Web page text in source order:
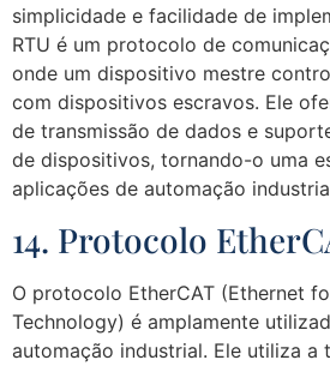
simplicidade e facilidade de
RTU é um protocolo de
onde um dispositivo mestre
com dispositivos escravos. Ele
de transmissão de dados e
de dispositivos, tornando-o uma
aplicações de automação
14. Protocolo
O protocolo EtherCAT (Ethernet
Technology) é amplamente
automação industrial. Ele utiliza a